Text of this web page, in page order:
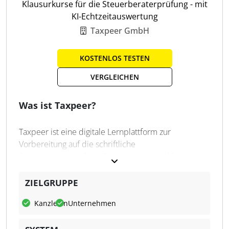
Klausurkurse für die Steuerberaterprüfung - mit
KI-Echtzeitauswertung
Taxpeer GmbH
KOSTENLOS TESTEN
VERGLEICHEN
Was ist Taxpeer?
Taxpeer ist eine digitale Lernplattform zur
Vorbereitung auf die schriftliche
kombiniert klassische Klausurvorbereitung mit
originalgetreue Examensklausuren in einem
ZIELGRUPPE
KanzleienUnternehmen